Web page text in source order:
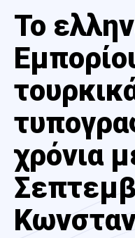
Το
χρόνια